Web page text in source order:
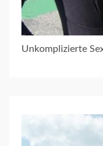
Unkomplizierte